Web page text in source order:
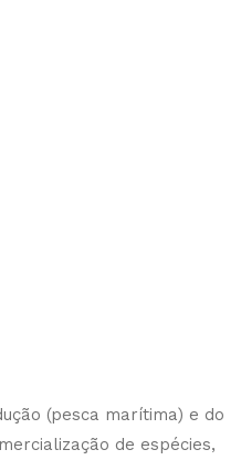
(pesca marítima) e do
de espécies,